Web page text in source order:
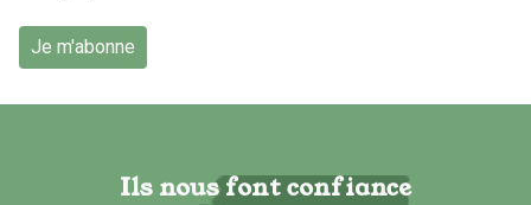
Je m'abonne
Ils nous font confiance